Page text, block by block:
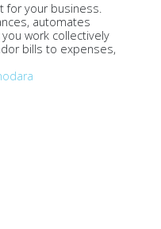
for your business.
automates
work collectively
bills to expenses,